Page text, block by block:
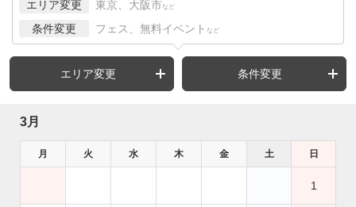
エリア変更 東京、大阪市 など
条件変更 フェス、無料イベント など
エリア変更 条件変更
3月
月 火 水 木 金 土 日
1